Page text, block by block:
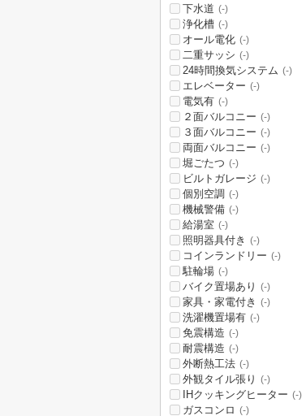
下水道 (-)
浄化槽 (-)
オール電化 (-)
二重サッシ (-)
24時間換気システム (-)
エレベーター (-)
電気有 (-)
２面バルコニー (-)
３面バルコニー (-)
両面バルコニー (-)
堀ごたつ (-)
ビルトガレージ (-)
個別空調 (-)
機械警備 (-)
給湯室 (-)
照明器具付き (-)
コインランドリー (-)
駐輪場 (-)
バイク置場あり (-)
家具・家電付き (-)
洗濯機置場有 (-)
免震構造 (-)
耐震構造 (-)
外断熱工法 (-)
外観タイル張り (-)
IHクッキングヒーター (-)
ガスコンロ (-)